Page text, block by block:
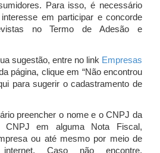
Para isso, é necessário
em participar e concorde
no Termo de Adesão e
sugestão, entre no link Empresas
página, clique em “Não encontrou
para sugerir o cadastramento de
preencher o nome e o CNPJ da
CNPJ em alguma Nota Fiscal,
ou até mesmo por meio de
Caso não encontre,